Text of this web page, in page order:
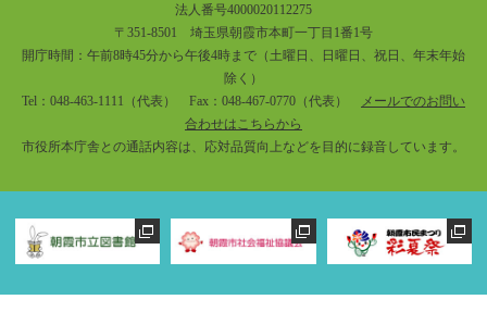
法人番号4000020112275
〒351-8501 埼玉県朝霞市本町一丁目1番1号
開庁時間：午前8時45分から午後4時まで（土曜日、日曜日、祝日、年末年始
除く）
Tel：048-463-1111（代表） Fax：048-467-0770（代表）
メールでのお問い
合わせはこちらから
市役所本庁舎との通話内容は、応対品質向上などを目的に録音しています。